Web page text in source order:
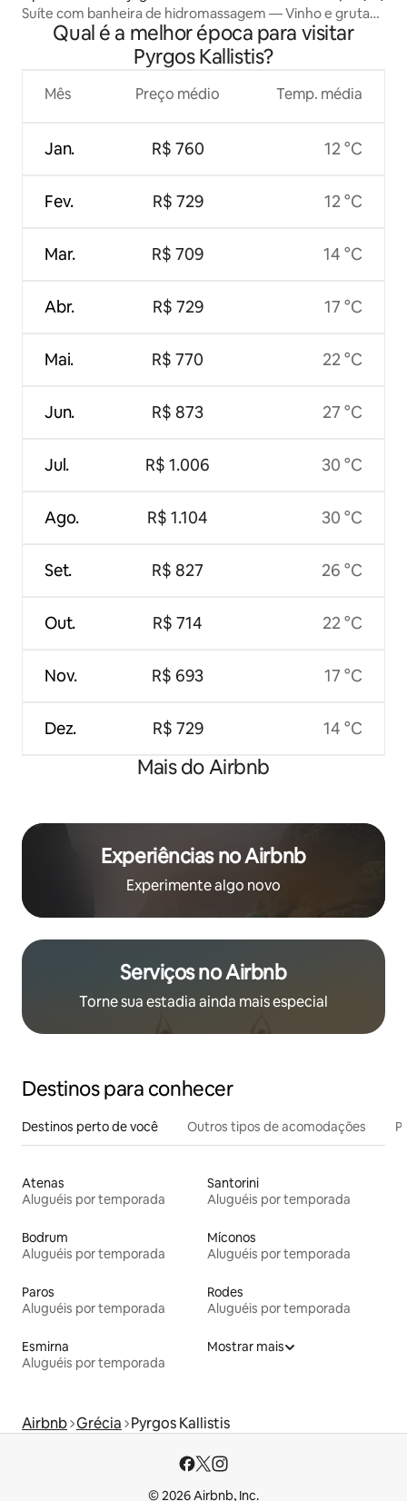
Suíte com banheira de hidromassagem — Vinho e grutas
no Santorini
Qual é a melhor época para visitar
Pyrgos Kallistis?
Mês
Jan.
Fev.
Mar.
Abr.
Mai.
Jun.
Jul.
Ago.
Set.
Out.
Nov.
Dez.
Preço médio
R$ 760
R$ 729
R$ 709
R$ 729
R$ 770
R$ 873
R$ 1.006
R$ 1.104
R$ 827
R$ 714
R$ 693
R$ 729
Temp. média
12 °C
12 °C
14 °C
17 °C
22 °C
27 °C
30 °C
30 °C
26 °C
22 °C
17 °C
14 °C
Mais do Airbnb
Experiências no Airbnb
Experimente algo novo
Serviços no Airbnb
Torne sua estadia ainda mais especial
Destinos para conhecer
Destinos perto de você Outros tipos de acomodações
Atenas
Aluguéis por temporada
Santorini
Aluguéis por temporada
Bodrum
Aluguéis por temporada
Míconos
Aluguéis por temporada
Paros
Aluguéis por temporada
Rodes
Aluguéis por temporada
Esmirna
Aluguéis por temporada
Mostrar mais
Airbnb Grécia Pyrgos Kallistis
© 2026 Airbnb, Inc.